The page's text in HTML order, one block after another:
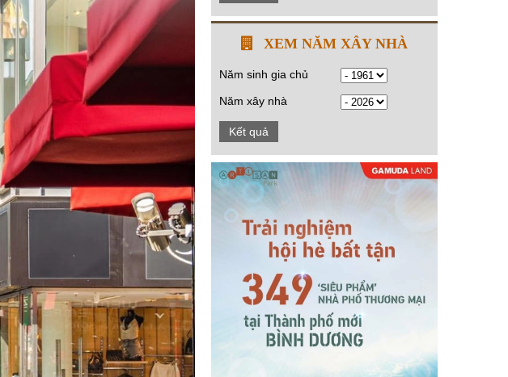
XEM NĂM XÂY NHÀ
Năm sinh gia chủ
Năm xây nhà
Kết quả